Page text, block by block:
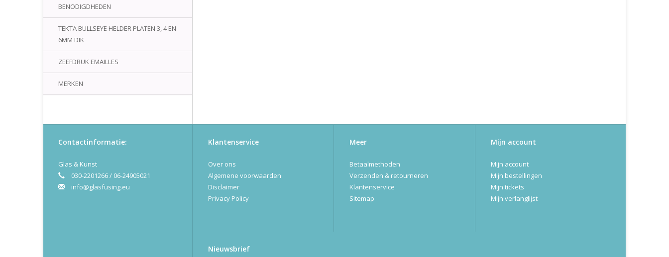
BENODIGDHEDEN
TEKTA BULLSEYE HELDER PLATEN 3, 4 EN
6MM DIK
ZEEFDRUK EMAILLES
MERKEN
Contactinformatie:
Glas & Kunst
030-2201266 / 06-24905021
info@glasfusing.eu
Klantenservice
Over ons
Algemene voorwaarden
Disclaimer
Privacy Policy
Meer
Betaalmethoden
Verzenden & retourneren
Klantenservice
Sitemap
Mijn account
Mijn account
Mijn bestellingen
Mijn tickets
Mijn verlanglijst
Nieuwsbrief